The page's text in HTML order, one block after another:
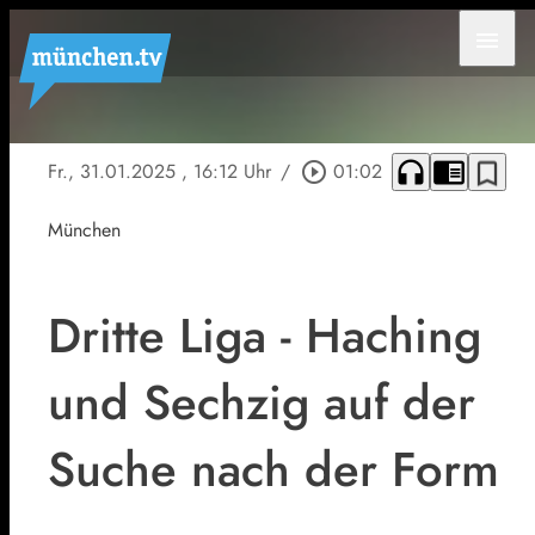
Fr., 31.01.2025 , 16:12 Uhr / play_circle_outline 01:02 headphones chrome_reader_mode bookmark_border
München
Dritte Liga - Haching
und Sechzig auf der
Suche nach der Form